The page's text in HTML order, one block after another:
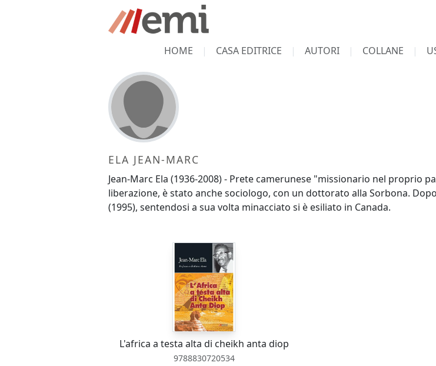
HOME CASA EDITRICE AUTORI COLLANE
ELA JEAN-MARC
Jean-Marc Ela (1936-2008) - Prete camerunese "missionario nel proprio
liberazione, è stato anche sociologo, con un dottorato alla Sorbona.
(1995), sentendosi a sua volta minacciato si è esiliato in Canada.
L'africa a testa alta di cheikh anta diop
9788830720534